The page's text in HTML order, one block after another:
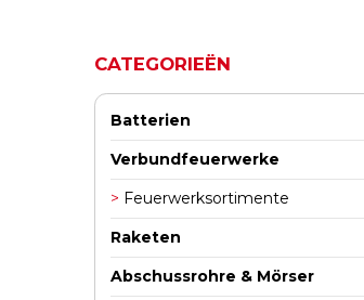
CATEGORIEËN
Batterien
Verbundfeuerwerke
Feuerwerksortimente
Raketen
Abschussrohre & Mörser